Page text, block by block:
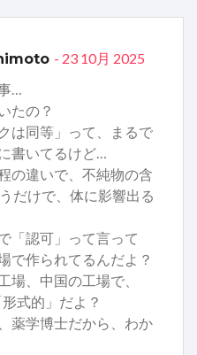
- 23 10月 2025
…
たの？
は同等」って、まるで
書いてるけど…
の違いで、不純物の含
だけで、体に影響出る
「認可」って言って
で作られてるんだよ？
場、中国の工場で、
式的」だよ？
薬学博士だから、わか